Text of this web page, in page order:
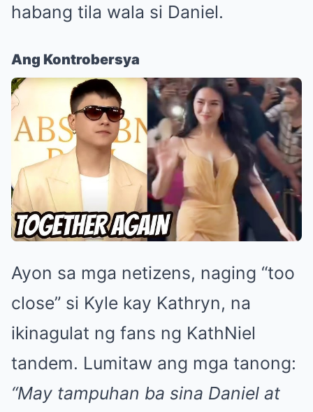
habang tila wala si Daniel.
Ang Kontrobersya
Ayon sa mga netizens, naging “too
close” si Kyle kay Kathryn, na
ikinagulat ng fans ng KathNiel
tandem. Lumitaw ang mga tanong:
“May tampuhan ba sina Daniel at